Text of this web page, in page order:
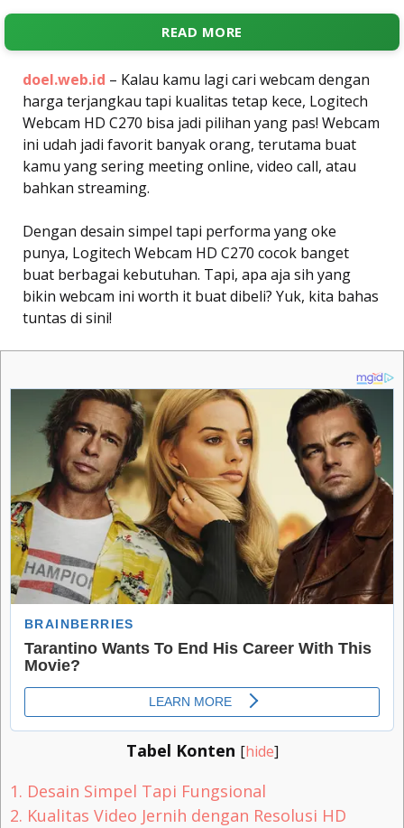
READ MORE
doel.web.id – Kalau kamu lagi cari webcam dengan
harga terjangkau tapi kualitas tetap kece, Logitech
Webcam HD C270 bisa jadi pilihan yang pas! Webcam
ini udah jadi favorit banyak orang, terutama buat
kamu yang sering meeting online, video call, atau
bahkan streaming.
Dengan desain simpel tapi performa yang oke
punya, Logitech Webcam HD C270 cocok banget
buat berbagai kebutuhan. Tapi, apa aja sih yang
bikin webcam ini worth it buat dibeli? Yuk, kita bahas
tuntas di sini!
Tabel Konten [hide]
1. Desain Simpel Tapi Fungsional
2. Kualitas Video Jernih dengan Resolusi HD